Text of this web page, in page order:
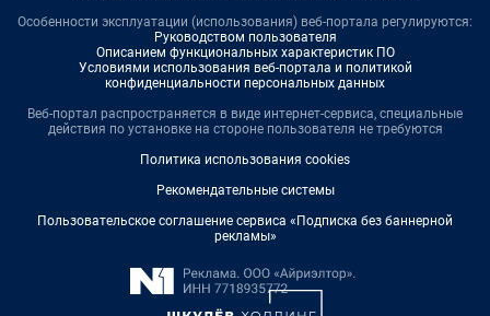
Особенности эксплуатации (использования) веб-портала регулируются:
Руководством пользователя
Описанием функциональных характеристик ПО
Условиями использования веб-портала и политикой
конфиденциальности персональных данных
Веб-портал распространяется в виде интернет-сервиса, специальные
действия по установке на стороне пользователя не требуются
Политика использования cookies
Рекомендательные системы
Пользовательское соглашение сервиса «Подписка без баннерной
рекламы»